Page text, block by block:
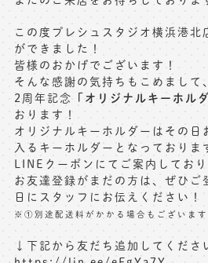
この度プレシュスタジオ横浜港北
ができました！
皆様のおかげでございます！
そんな感謝の気持ちもこめまして、
2周年記念 「オリジナルキーホルダ
おります！
オリジナルキーホルダーはその日
入るキーホルダーとなっておりま
LINEクーポンにてご案内しており
お友達登録がまだの方は、ぜひご
日にスタッフにお伝えください！
※①別途配送料がかかる場合もございます
↓下記から友だち追加してくださ